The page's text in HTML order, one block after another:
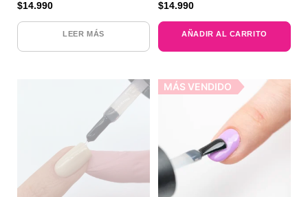
$14.990
LEER MÁS
$14.990
AÑADIR AL CARRITO
MÁS VENDIDO